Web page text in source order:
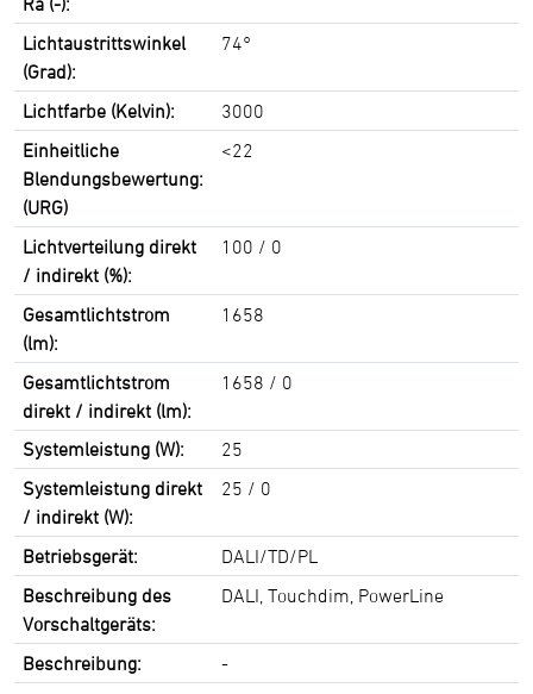
Lichtaustrittswinkel
(Grad):
74°
Lichtfarbe (Kelvin):
3000
Einheitliche
Blendungsbewertung:
(URG)
<22
Lichtverteilung direkt
/ indirekt (%):
100 / 0
Gesamtlichtstrom
(lm):
1658
Gesamtlichtstrom
direkt / indirekt (lm):
1658 / 0
Systemleistung (W):
25
Systemleistung direkt
/ indirekt (W):
25 / 0
Betriebsgerät:
DALI/TD/PL
Beschreibung des
Vorschaltgeräts:
DALI, Touchdim, PowerLine
Beschreibung: -